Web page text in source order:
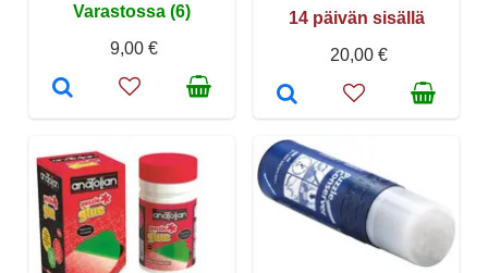
Varastossa (6)
9,00 €
14 päivän sisällä
20,00 €